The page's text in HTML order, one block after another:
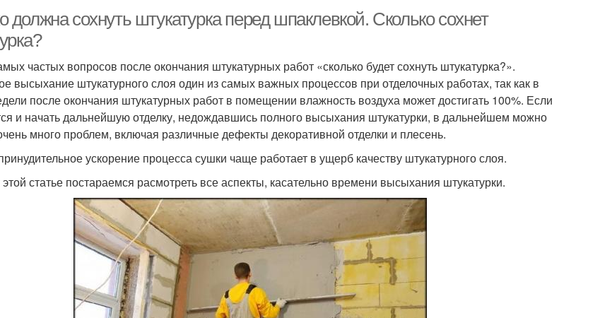
должна сохнуть штукатурка перед шпаклевкой. Сколько сохнет
частых вопросов после окончания штукатурных работ «сколько будет сохнуть штукатурка?».
высыхание штукатурного слоя один из самых важных процессов при отделочных работах, так как в
после окончания штукатурных работ в помещении влажность воздуха может достигать 100%. Если
и начать дальнейшую отделку, недождавшись полного высыхания штукатурки, в дальнейшем можно
много проблем, включая различные дефекты декоративной отделки и плесень.
ускорение процесса сушки чаще работает в ущерб качеству штукатурного слоя.
статье постараемся расмотреть все аспекты, касательно времени высыхания штукатурки.